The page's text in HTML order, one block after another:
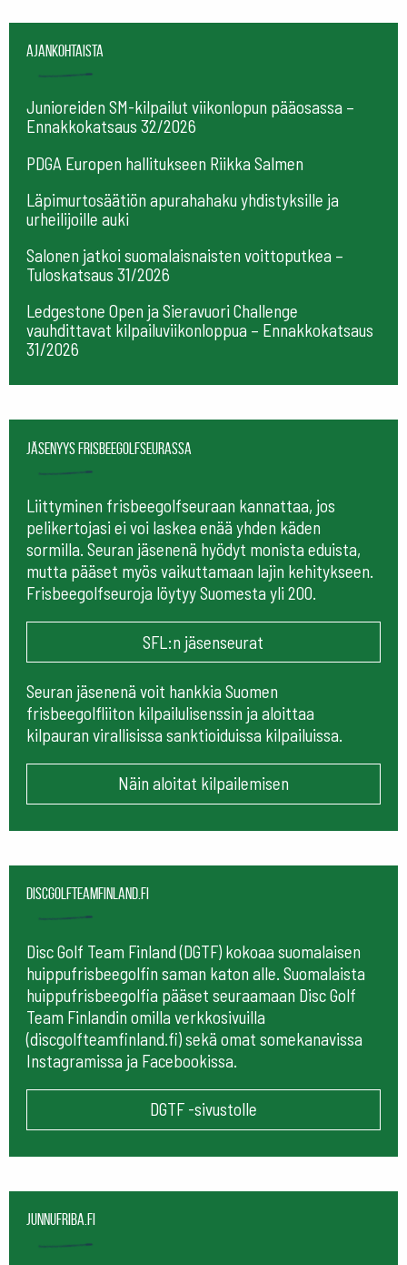
Ajankohtaista
Junioreiden SM-kilpailut viikonlopun pääosassa –
Ennakkokatsaus 32/2026
PDGA Europen hallitukseen Riikka Salmen
Läpimurtosäätiön apurahahaku yhdistyksille ja
urheilijoille auki
Salonen jatkoi suomalaisnaisten voittoputkea –
Tuloskatsaus 31/2026
Ledgestone Open ja Sieravuori Challenge
vauhdittavat kilpailuviikonloppua – Ennakkokatsaus
31/2026
Jäsenyys frisbeegolfseurassa
Liittyminen frisbeegolfseuraan kannattaa, jos
pelikertojasi ei voi laskea enää yhden käden
sormilla. Seuran jäsenenä hyödyt monista eduista,
mutta pääset myös vaikuttamaan lajin kehitykseen.
Frisbeegolfseuroja löytyy Suomesta yli 200.
SFL:n jäsenseurat
Seuran jäsenenä voit hankkia Suomen
frisbeegolfliiton kilpailulisenssin ja aloittaa
kilpauran virallisissa sanktioiduissa kilpailuissa.
Näin aloitat kilpailemisen
Discgolfteamfinland.fi
Disc Golf Team Finland (DGTF) kokoaa suomalaisen
huippufrisbeegolfin saman katon alle. Suomalaista
huippufrisbeegolfia pääset seuraamaan Disc Golf
Team Finlandin omilla verkkosivuilla
(discgolfteamfinland.fi) sekä omat somekanavissa
Instagramissa ja Facebookissa.
DGTF -sivustolle
Junnufriba.fi